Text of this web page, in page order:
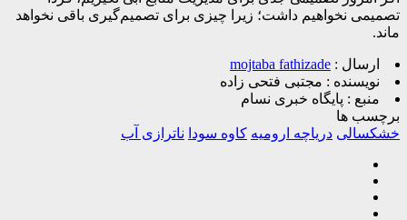
تصمیمی نخواهیم داشت؛ زیرا چیزی برای تصمیم‌گیری باقی نخواهد
ماند.
ارسال : mojtaba fathizade
نویسنده : مجتبی فتحی زاده
منبع : پایگاه خبری نسام
برچسب ها
خشکسالی دریاچه ارومیه کاوه سودا ناترازی آب